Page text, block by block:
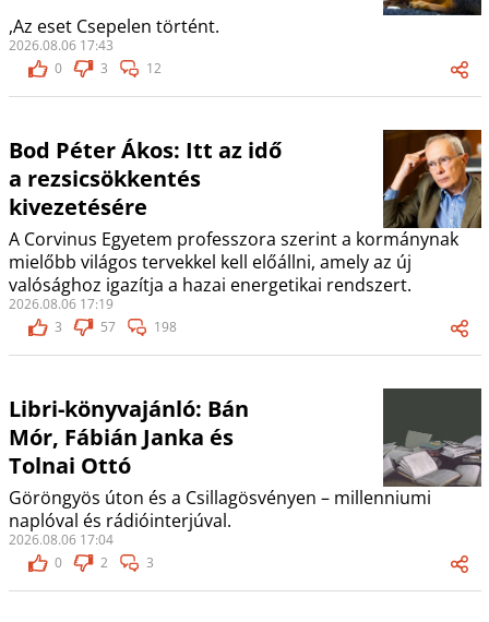
,Az eset Csepelen történt.
2026.08.06 17:43
0
3 12
Bod Péter Ákos: Itt az idő
a rezsicsökkentés
kivezetésére
A Corvinus Egyetem professzora szerint a kormánynak
mielőbb világos tervekkel kell előállni, amely az új
valósághoz igazítja a hazai energetikai rendszert.
2026.08.06 17:19
3
57 198
Libri-könyvajánló: Bán
Mór, Fábián Janka és
Tolnai Ottó
Göröngyös úton és a Csillagösvényen – millenniumi
naplóval és rádióinterjúval.
2026.08.06 17:04
0
2 3